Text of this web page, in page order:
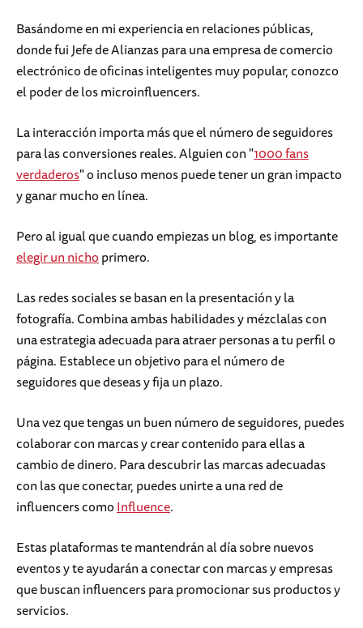
Basándome en mi experiencia en relaciones públicas,
donde fui Jefe de Alianzas para una empresa de comercio
electrónico de oficinas inteligentes muy popular, conozco
el poder de los microinfluencers.
La interacción importa más que el número de seguidores
para las conversiones reales. Alguien con "1000 fans
verdaderos" o incluso menos puede tener un gran impacto
y ganar mucho en línea.
Pero al igual que cuando empiezas un blog, es importante
elegir un nichoprimero.
Las redes sociales se basan en la presentación y la
fotografía. Combina ambas habilidades y mézclalas con
una estrategia adecuada para atraer personas a tu perfil o
página. Establece un objetivo para el número de
seguidores que deseas y fija un plazo.
Una vez que tengas un buen número de seguidores, puedes
colaborar con marcas y crear contenido para ellas a
cambio de dinero. Para descubrir las marcas adecuadas
con las que conectar, puedes unirte a una red de
influencers comoInfluence.
Estas plataformas te mantendrán al día sobre nuevos
eventos y te ayudarán a conectar con marcas y empresas
que buscan influencers para promocionar sus productos y
servicios.